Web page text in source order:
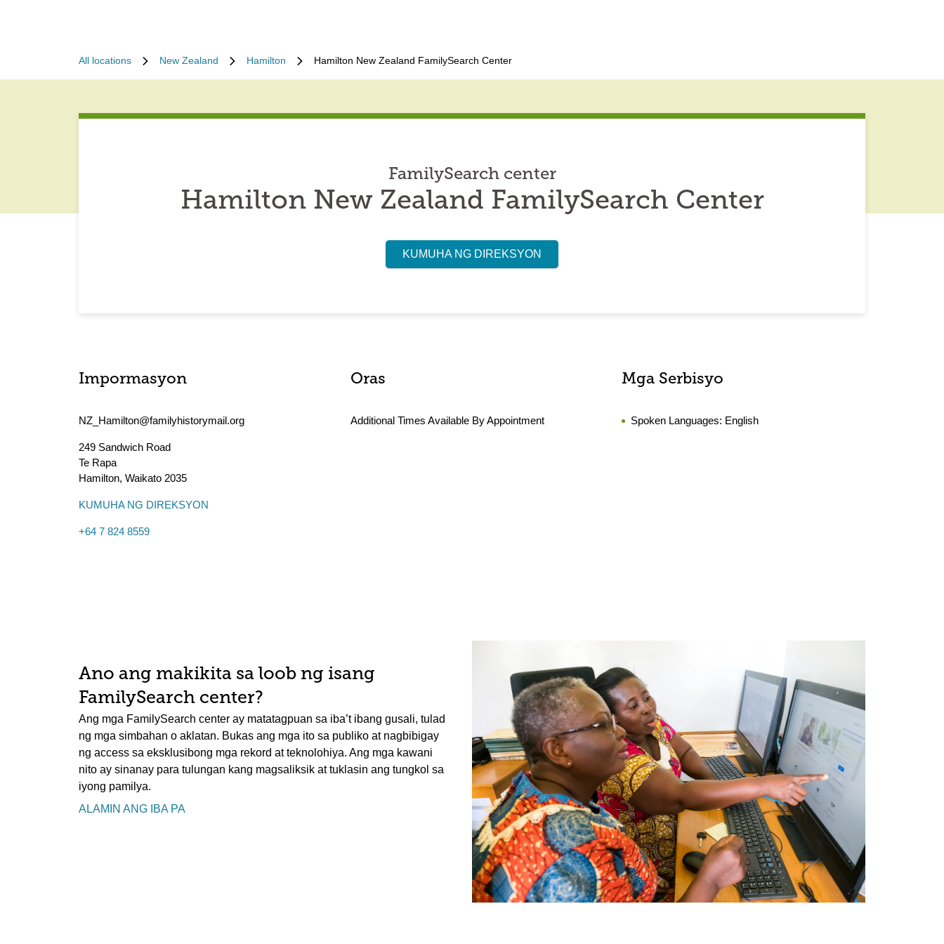
All locations New Zealand Hamilton Hamilton New Zealand FamilySearch Center
FamilySearch center
Hamilton New Zealand FamilySearch Center
KUMUHA NG DIREKSYON
Impormasyon
NZ_Hamilton@familyhistorymail.org
249 Sandwich Road
Te Rapa
Hamilton, Waikato 2035
KUMUHA NG DIREKSYON
+64 7 824 8559
Oras
Additional Times Available By Appointment
Mga Serbisyo
Spoken Languages: English
Ano ang makikita sa loob ng isang
FamilySearch center?
Ang mga FamilySearch center ay matatagpuan sa iba’t ibang gusali, tulad
ng mga simbahan o aklatan. Bukas ang mga ito sa publiko at nagbibigay
ng access sa eksklusibong mga rekord at teknolohiya. Ang mga kawani
nito ay sinanay para tulungan kang magsaliksik at tuklasin ang tungkol sa
iyong pamilya.
ALAMIN ANG IBA PA